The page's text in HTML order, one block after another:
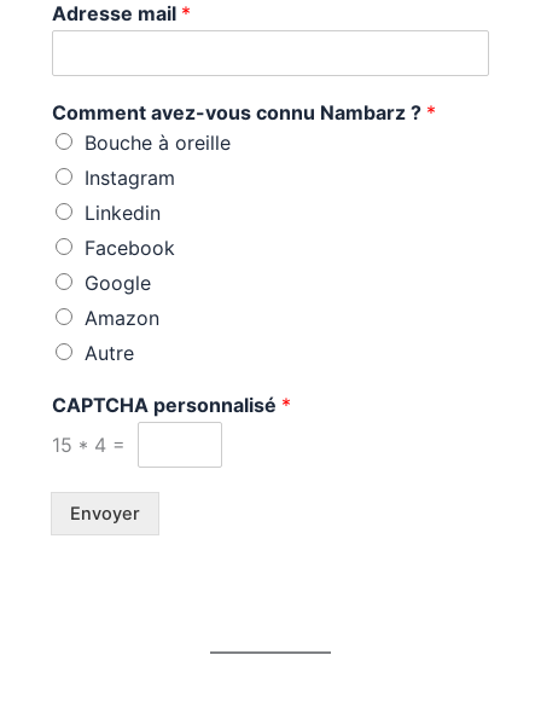
Adresse mail *
Comment avez-vous connu Nambarz ? *
Bouche à oreille
Instagram
Linkedin
Facebook
Google
Amazon
Autre
CAPTCHA personnalisé *
15 * 4 =
Envoyer